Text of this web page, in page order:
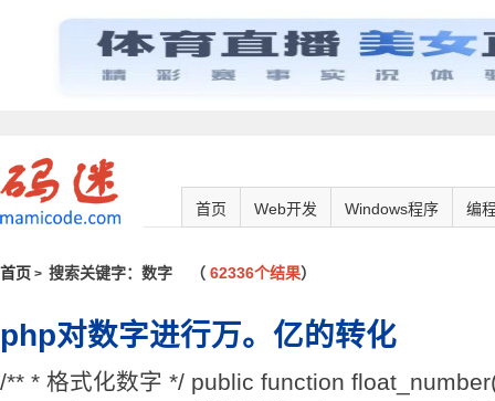
首页 Web开发 Windows程序 编
首页 > 搜索关键字：数字 （ 62336个结果）
php对数字进行万。亿的转化
/** * 格式化数字 */ public function